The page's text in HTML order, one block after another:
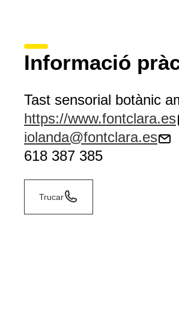
Informació
Tast sensorial botànic
https://www.fontclara.es
iolanda@fontclara.es
618 387 385
Trucar